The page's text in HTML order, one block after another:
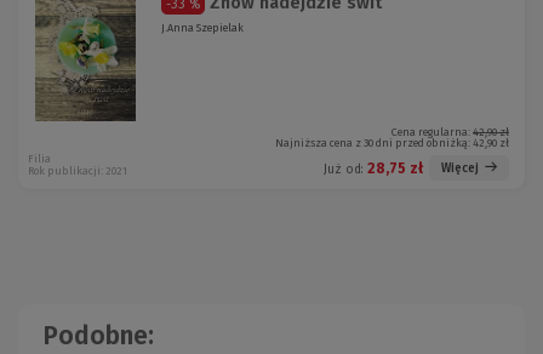
-33 %
J.Anna Szepielak
Cena regularna: 42,90 zł
Najniższa cena z 30 dni przed obniżką: 42,90 zł
Już od: 28,75 zł Więcej
Filia
Rok publikacji: 2021
Podobne: